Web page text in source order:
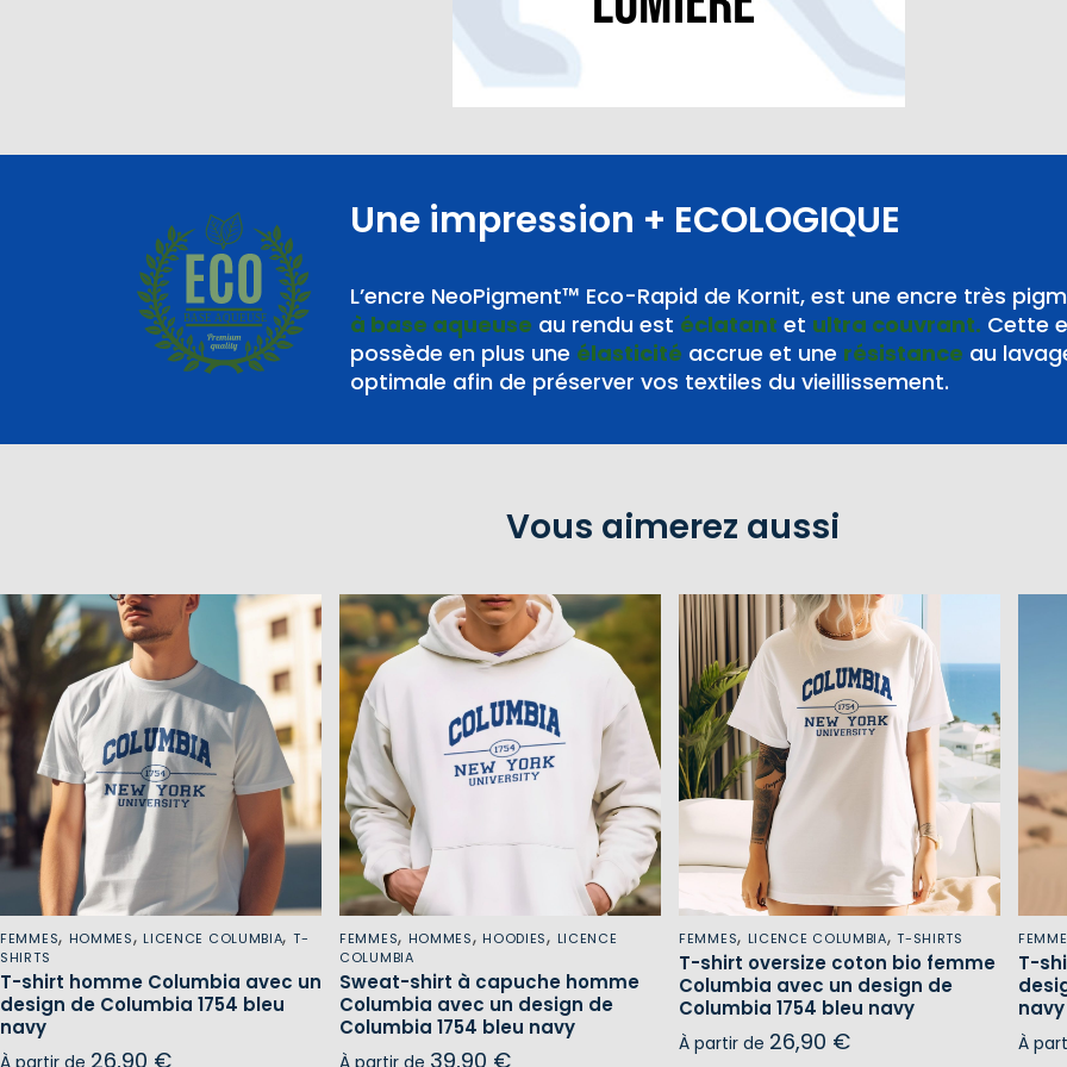
BASE AQUEUSE
Une impression + ECOLOGIQUE
L’encre NeoPigment™ Eco-Rapid de Kornit, est une encre très
à base aqueuse au rendu est éclatant et ultra couvrant. Cette
possède en plus une élasticité accrue et une résistance au
optimale afin de préserver vos textiles du vieillissement.
Vous aimerez aussi
FEMMES, HOMMES, LICENCE COLUMBIA, T-
SHIRTS
T-shirt homme Columbia avec un
design de Columbia 1754 bleu
navy
À partir de 26,90 €
FEMMES, HOMMES, HOODIES, LICENCE
COLUMBIA
Sweat-shirt à capuche homme
Columbia avec un design de
Columbia 1754 bleu navy
À partir de 39,90 €
FEMMES, LICENCE COLUMBIA,T-SHIRTS
T-shirt oversize coton bio femme
Columbia avec un design de
Columbia 1754 bleu navy
À partir de 26,90 €
T-
navy
À